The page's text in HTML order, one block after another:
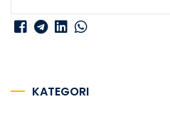
KATEGORI